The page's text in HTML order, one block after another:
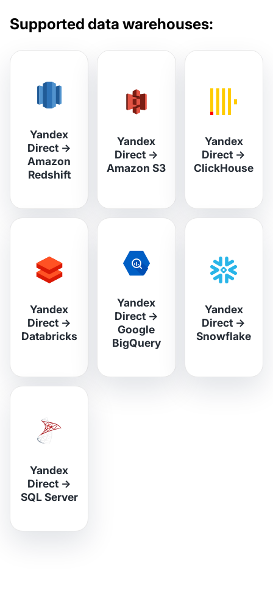
Supported data warehouses:
Yandex
Direct→
Amazon
Redshift
Yandex
Direct→
Amazon S3
Yandex
Direct →
ClickHouse
Yandex
Direct→
Databricks
Yandex
Direct→
Google
BigQuery
Yandex
Direct →
Snowflake
Yandex
Direct→
SQL Server